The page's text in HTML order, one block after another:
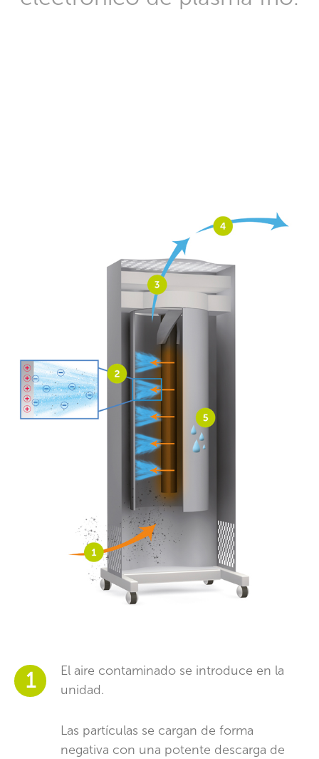
1
El aire contaminado se introduce en la
unidad.
Las partículas se cargan de forma
negativa con una potente descarga de